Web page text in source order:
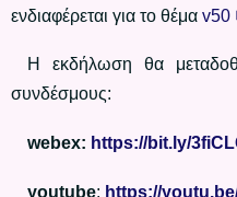
ενδιαφέρεται για το θέμα v50
Η εκδήλωση θα
συνδέσμους:
webex: https://bit.ly/
youtube: https://